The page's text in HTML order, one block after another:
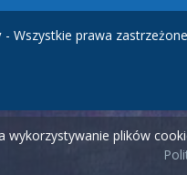
- Wszystkie prawa
wykorzystywanie plików